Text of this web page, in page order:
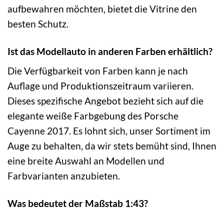
aufbewahren möchten, bietet die Vitrine den
besten Schutz.
Ist das Modellauto in anderen Farben erhältlich?
Die Verfügbarkeit von Farben kann je nach
Auflage und Produktionszeitraum variieren.
Dieses spezifische Angebot bezieht sich auf die
elegante weiße Farbgebung des Porsche
Cayenne 2017. Es lohnt sich, unser Sortiment im
Auge zu behalten, da wir stets bemüht sind, Ihnen
eine breite Auswahl an Modellen und
Farbvarianten anzubieten.
Was bedeutet der Maßstab 1:43?